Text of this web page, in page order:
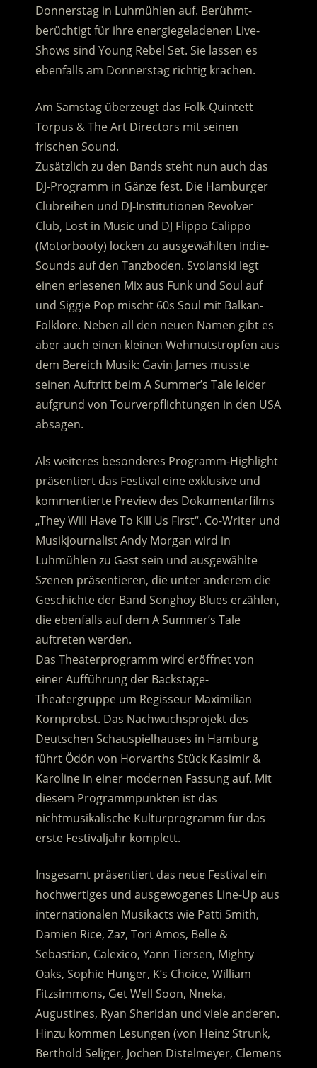
Donnerstag in Luhmühlen auf. Berühmt-
berüchtigt für ihre energiegeladenen Live-
Shows sind Young Rebel Set. Sie lassen es
ebenfalls am Donnerstag richtig krachen.
Am Samstag überzeugt das Folk-Quintett
Torpus & The Art Directors mit seinen
frischen Sound.
Zusätzlich zu den Bands steht nun auch das
DJ-Programm in Gänze fest. Die Hamburger
Clubreihen und DJ-Institutionen Revolver
Club, Lost in Music und DJ Flippo Calippo
(Motorbooty) locken zu ausgewählten Indie-
Sounds auf den Tanzboden. Svolanski legt
einen erlesenen Mix aus Funk und Soul auf
und Siggie Pop mischt 60s Soul mit Balkan-
Folklore. Neben all den neuen Namen gibt es
aber auch einen kleinen Wehmutstropfen aus
dem Bereich Musik: Gavin James musste
seinen Auftritt beim A Summer’s Tale leider
aufgrund von Tourverpflichtungen in den USA
absagen.
Als weiteres besonderes Programm-Highlight
präsentiert das Festival eine exklusive und
kommentierte Preview des Dokumentarfilms
„They Will Have To Kill Us First“. Co-Writer und
Musikjournalist Andy Morgan wird in
Luhmühlen zu Gast sein und ausgewählte
Szenen präsentieren, die unter anderem die
Geschichte der Band Songhoy Blues erzählen,
die ebenfalls auf dem A Summer’s Tale
auftreten werden.
Das Theaterprogramm wird eröffnet von
einer Aufführung der Backstage-
Theatergruppe um Regisseur Maximilian
Kornprobst. Das Nachwuchsprojekt des
Deutschen Schauspielhauses in Hamburg
führt Ödön von Horvarths Stück Kasimir &
Karoline in einer modernen Fassung auf. Mit
diesem Programmpunkten ist das
nichtmusikalische Kulturprogramm für das
erste Festivaljahr komplett.
Insgesamt präsentiert das neue Festival ein
hochwertiges und ausgewogenes Line-Up aus
internationalen Musikacts wie Patti Smith,
Damien Rice, Zaz, Tori Amos, Belle &
Sebastian, Calexico, Yann Tiersen, Mighty
Oaks, Sophie Hunger, K’s Choice, William
Fitzsimmons, Get Well Soon, Nneka,
Augustines, Ryan Sheridan und viele anderen.
Hinzu kommen Lesungen (von Heinz Strunk,
Berthold Seliger, Jochen Distelmeyer, Clemens